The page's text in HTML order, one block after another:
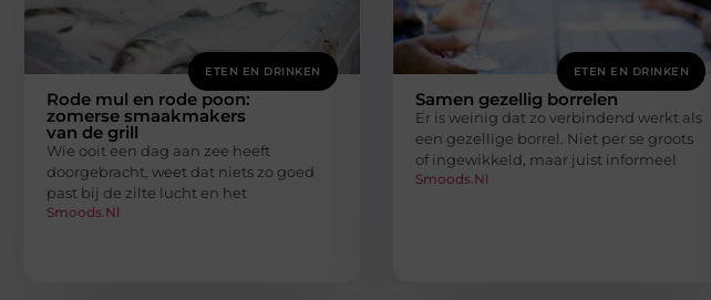
ETEN EN DRINKEN
Rode mul en rode poon:
zomerse smaakmakers
van de grill
Wie ooit een dag aan zee heeft
doorgebracht, weet dat niets zo goed
past bij de zilte lucht en het
Smoods.nl
ETEN EN DRINKEN
Samen gezellig borrelen
Er is weinig dat zo verbindend werkt als
een gezellige borrel. Niet per se groots
of ingewikkeld, maar juist informeel
Smoods.nl